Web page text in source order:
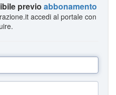
previo abbonamento
accedi al portale con